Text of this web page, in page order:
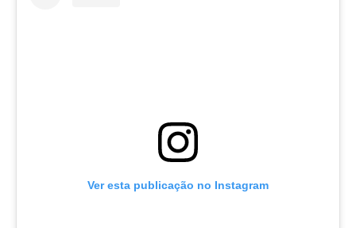
Ver esta publicação no Instagram